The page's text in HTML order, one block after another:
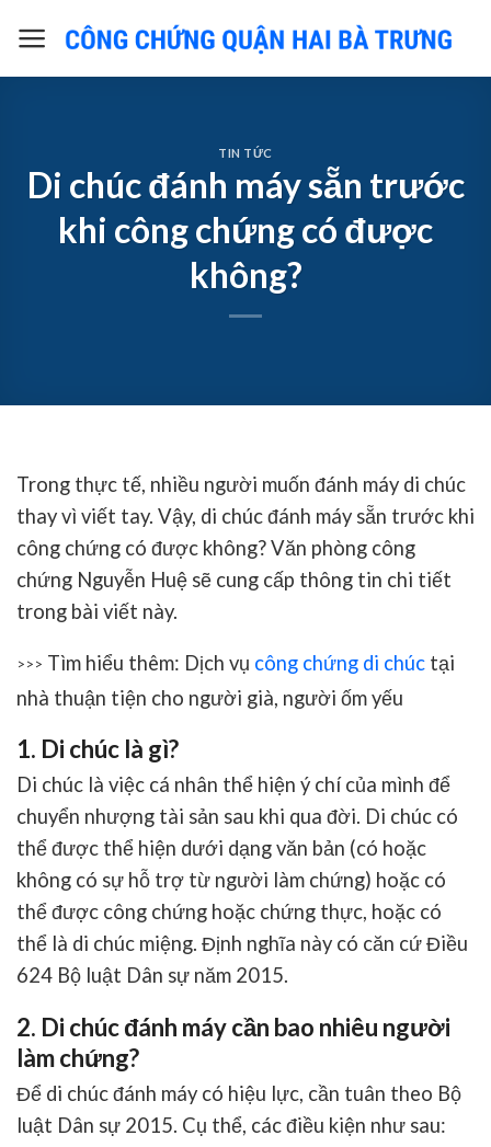
TIN TỨC
Di chúc đánh máy sẵn trước
khi công chứng có được
không?
Trong thực tế, nhiều người muốn đánh máy di chúc
thay vì viết tay. Vậy, di chúc đánh máy sẵn trước khi
công chứng có được không? Văn phòng công
chứng Nguyễn Huệ sẽ cung cấp thông tin chi tiết
trong bài viết này.
>>> Tìm hiểu thêm: Dịch vụ công chứng di chúc tại
nhà thuận tiện cho người già, người ốm yếu
1. Di chúc là gì?
Di chúc là việc cá nhân thể hiện ý chí của mình để
chuyển nhượng tài sản sau khi qua đời. Di chúc có
thể được thể hiện dưới dạng văn bản (có hoặc
không có sự hỗ trợ từ người làm chứng) hoặc có
thể được công chứng hoặc chứng thực, hoặc có
thể là di chúc miệng. Định nghĩa này có căn cứ Điều
624 Bộ luật Dân sự năm 2015.
2. Di chúc đánh máy cần bao nhiêu người
làm chứng?
Để di chúc đánh máy có hiệu lực, cần tuân theo Bộ
luật Dân sự 2015. Cụ thể, các điều kiện như sau: